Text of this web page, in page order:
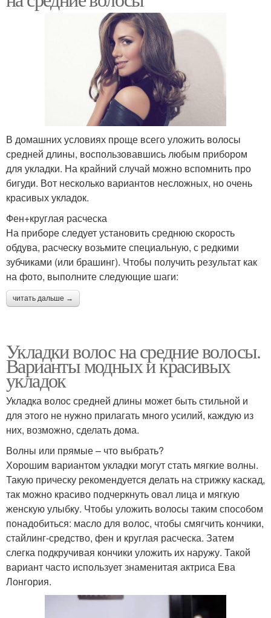
В домашних условиях проще всего уложить волосы
средней длины, воспользовавшись любым прибором
для укладки. На крайний случай можно вспомнить про
бигуди. Вот несколько вариантов несложных, но очень
красивых укладок.
Фен+круглая расческа
На приборе следует установить среднюю скорость
обдува, расческу возьмите специальную, с редкими
зубчиками (или брашинг). Чтобы получить результат как
на фото, выполните следующие шаги:
читать дальше →
Укладки волос на средние волосы.
Варианты модных и красивых
укладок
Укладка волос средней длины может быть стильной и
для этого не нужно прилагать много усилий, каждую из
них, возможно, сделать дома.
Волны или прямые – что выбрать?
Хорошим вариантом укладки могут стать мягкие волны.
Такую прическу рекомендуется делать на стрижку каскад,
так можно красиво подчеркнуть овал лица и мягкую
женскую улыбку. Чтобы уложить волосы таким способом
понадобиться: масло для волос, чтобы смягчить кончики,
стайлинг-средство, фен и круглая расческа. Затем
слегка подкручивая кончики уложить их наружу. Такой
вариант часто использует знаменитая актриса Ева
Лонгория.